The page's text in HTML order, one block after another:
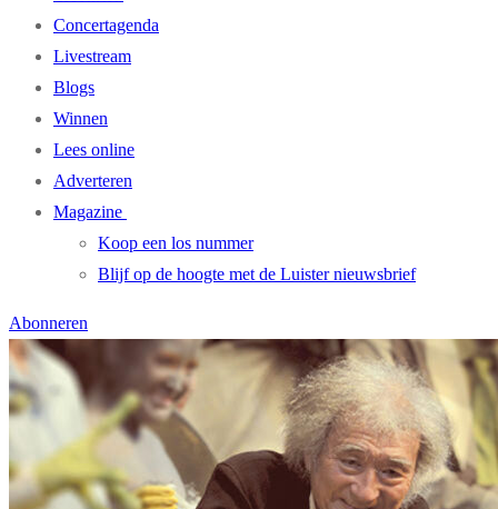
Concertagenda
Livestream
Blogs
Winnen
Lees online
Adverteren
Magazine
Koop een los nummer
Blijf op de hoogte met de Luister nieuwsbrief
Abonneren